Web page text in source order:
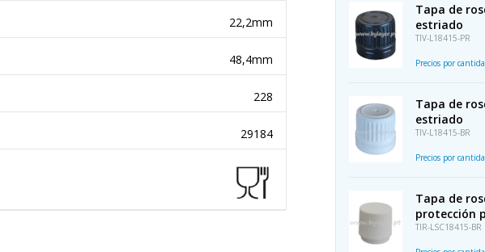
22,2mm
48,4mm
228
29184
Tapa de
estriado
TIV-L18415-PR
Precios por
Tapa de
estriado
TIV-L18415-BR
Precios por
Tapa de
protección
TIR-LSC18415-BR